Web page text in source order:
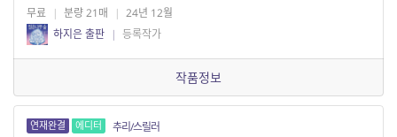
무료 | 분량 21매 | 24년 12월
하지은 출판 | 등록작가
작품정보
연재완결 에디터 추리/스릴러